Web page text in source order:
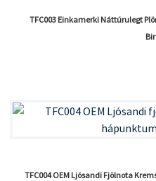
TFC003 Einkamerki Náttúrulegt
TFC004 OEM Ljósandi Fjölnota